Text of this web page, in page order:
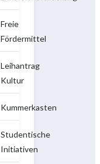
Freie
Fördermittel
Leihantrag
Kultur
Kummerkasten
Studentische
Initiativen